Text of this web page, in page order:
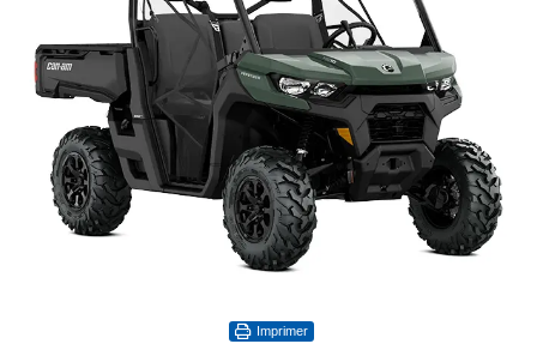
Imprimer